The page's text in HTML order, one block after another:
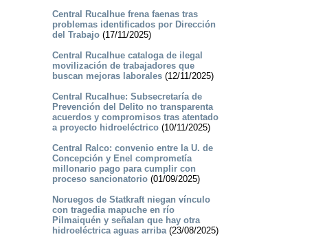
Central Rucalhue frena faenas tras
problemas identificados por Dirección
del Trabajo(17/11/2025)
Central Rucalhue cataloga de ilegal
movilización de trabajadores que
buscan mejoras laborales(12/11/2025)
Central Rucalhue: Subsecretaría de
Prevención del Delito no transparenta
acuerdos y compromisos tras atentado
a proyecto hidroeléctrico(10/11/2025)
Central Ralco: convenio entre la U. de
Concepción y Enel comprometía
millonario pago para cumplir con
proceso sancionatorio(01/09/2025)
Noruegos de Statkraft niegan vínculo
con tragedia mapuche en río
Pilmaiquén y señalan que hay otra
hidroeléctrica aguas arriba(23/08/2025)